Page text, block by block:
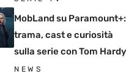
MobLand su Paramount+:
trama, cast e curiosità
sulla serie con Tom Hardy
NEWS